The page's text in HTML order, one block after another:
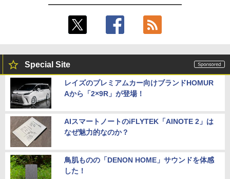
Special Site
レイズのプレミアムカー向けブランドHOMUR
Aから「2×9R」が登場！
AIスマートノートのiFLYTEK「AINOTE 2」は
なぜ魅力的なのか？
鳥肌ものの「DENON HOME」サウンドを体感
した！